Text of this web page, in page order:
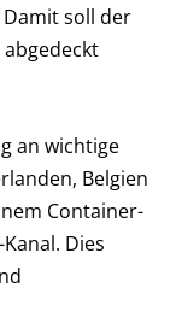
soll der
an wichtige
Belgien
Container-
Dies